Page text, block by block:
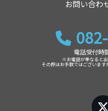
お問い合わ
電話受付
※お電話が重なると出
その際はお手数ではございます